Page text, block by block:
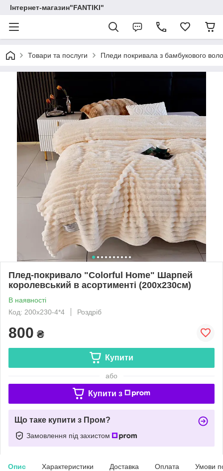
Інтернет-магазин"FANTIKI"
Товари та послуги Пледи покривала з бамбукового
Плед-покривало "Colorful Home" Шарпей
королевський в асортименті (200x230cм)
В наявності
Код: 200x230-4*4
Роздріб
800 ₴
Купити
або
Купити з
Що таке купити з Пром?
Замовлення під захистом
Опис Характеристики Доставка Оплата Умови